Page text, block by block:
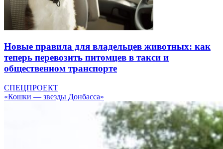
Новые правила для владельцев животных: как
теперь перевозить питомцев в такси и
общественном транспорте
СПЕЦПРОЕКТ
«Кошки — звезды Донбасса»